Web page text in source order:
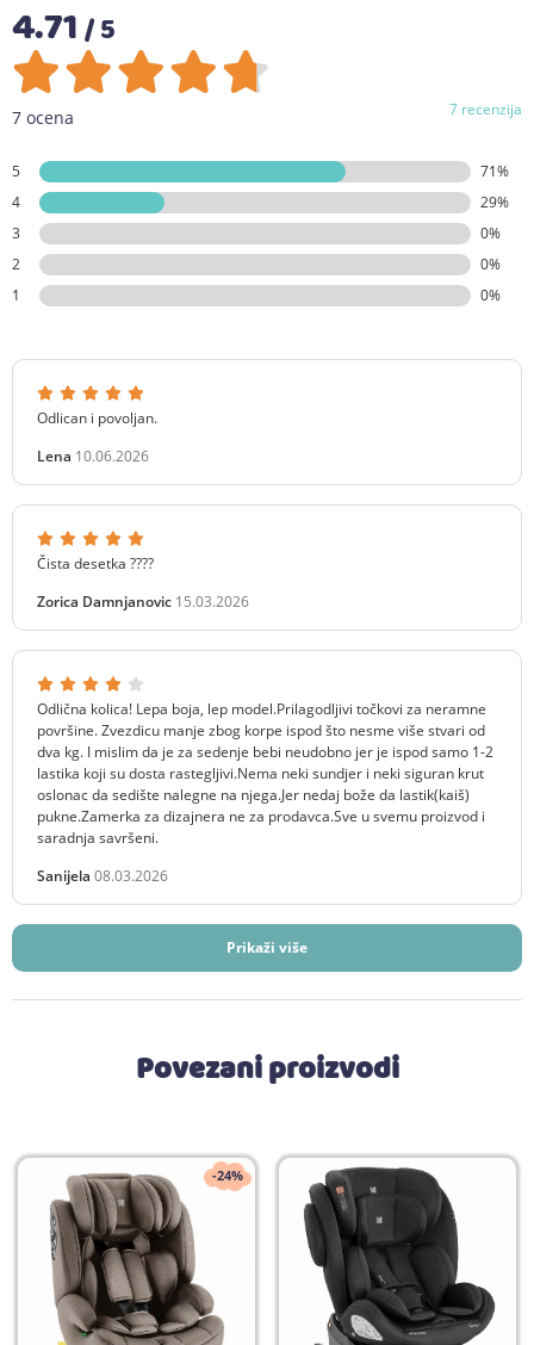
4.71/ 5
7 ocena 7 recenzija
5
71%
4
29%
3
0%
2
0%
1
0%
Odlican i povoljan.
Lena 10.06.2026
Čista desetka ????
Zorica Damnjanovic 15.03.2026
Odlična kolica! Lepa boja, lep model.Prilagodljivi točkovi za neramne
površine. Zvezdicu manje zbog korpe ispod što nesme više stvari od
dva kg. I mislim da je za sedenje bebi neudobno jer je ispod samo 1-2
lastika koji su dosta rastegljivi.Nema neki sundjer i neki siguran krut
oslonac da sedište nalegne na njega.Jer nedaj bože da lastik(kaiš)
pukne.Zamerka za dizajnera ne za prodavca.Sve u svemu proizvod i
saradnja savršeni.
Sanijela 08.03.2026
Prikaži više
Povezani proizvodi
-24%